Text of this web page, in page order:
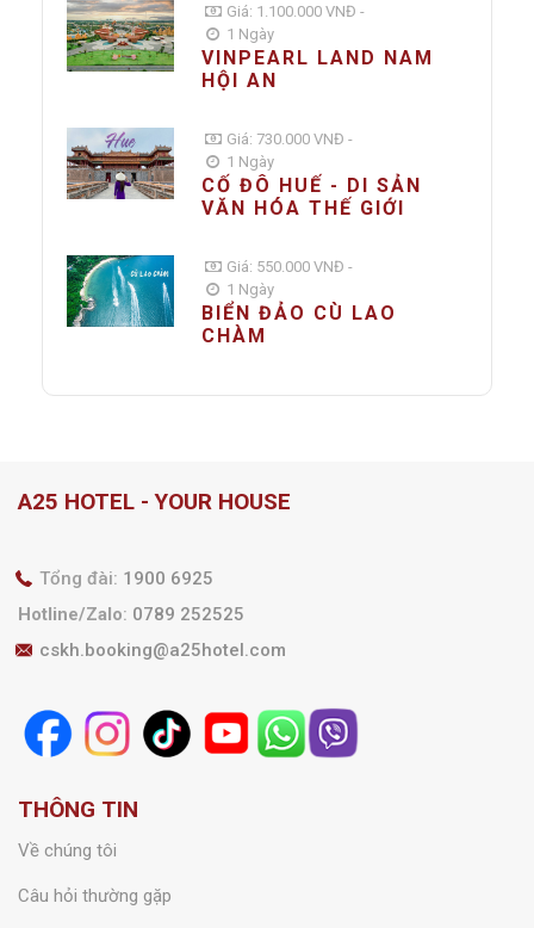
Giá: 1.100.000 VNĐ -
1 Ngày
VINPEARL LAND NAM
HỘI AN
Giá: 730.000 VNĐ -
1 Ngày
CỐ ĐÔ HUẾ - DI SẢN
VĂN HÓA THẾ GIỚI
Giá: 550.000 VNĐ -
1 Ngày
BIỂN ĐẢO CÙ LAO
CHÀM
A25 HOTEL - YOUR HOUSE
Tổng đài: 1900 6925
Hotline/Zalo: 0789 252525
cskh.booking@a25hotel.com
THÔNG TIN
Về chúng tôi
Câu hỏi thường gặp